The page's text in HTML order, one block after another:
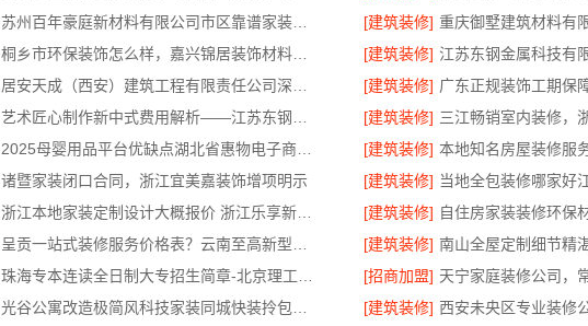
[建筑装修]
[建筑装修]
[建筑装修] 广东正规装饰工期保
[建筑装修]
[建筑装修]
诸暨家装闭口合同，浙江宜美嘉装饰增项明示 [建筑装修]
[建筑装修]
[建筑装修]
[招商加盟]
[建筑装修] 西安未央区专业装修